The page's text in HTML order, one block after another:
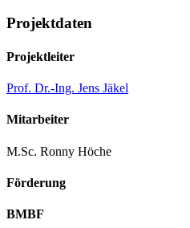
Projektdaten
Projektleiter
Prof. Dr.-Ing. Jens Jäkel
Mitarbeiter
M.Sc. Ronny Höche
Förderung
BMBF